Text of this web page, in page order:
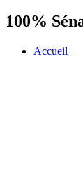
100%
Accueil